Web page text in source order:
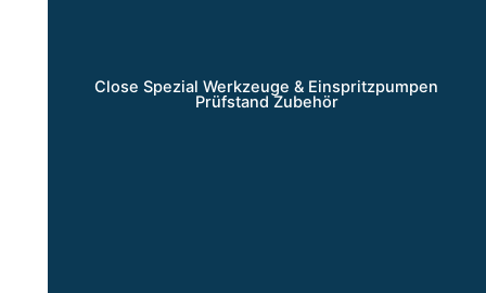
Close Spezial Werkzeuge & Einspritzpumpen
Prüfstand Zubehör